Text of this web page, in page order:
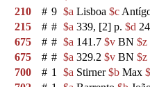
210
# 9 $a Lisboa $c
215
# # $a 339, [2] p. $d
675
# # $a 141.7 $v BN $z
675
# # $a 329.2 $v BN $z
700
# 1 $a Stirner$b Max